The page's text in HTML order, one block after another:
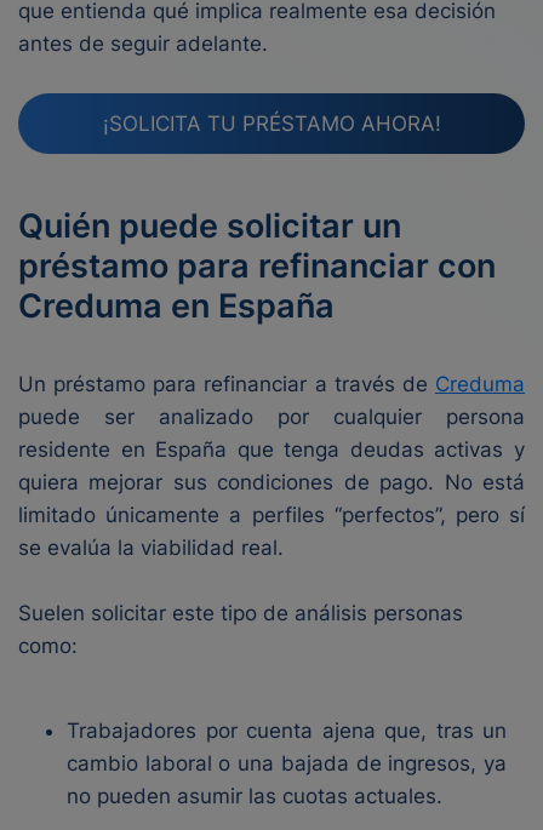
que entienda qué implica realmente esa decisión
antes de seguir adelante.
¡SOLICITA TU PRÉSTAMO AHORA!
Quién puede solicitar un
préstamo para refinanciar con
Creduma en España
Un préstamo para refinanciar a través de Creduma
puede ser analizado por cualquier persona
residente en España que tenga deudas activas y
quiera mejorar sus condiciones de pago. No está
limitado únicamente a perfiles “perfectos”, pero sí
se evalúa la viabilidad real.
Suelen solicitar este tipo de análisis personas
como:
Trabajadores por cuenta ajena que, tras un
cambio laboral o una bajada de ingresos, ya
no pueden asumir las cuotas actuales.